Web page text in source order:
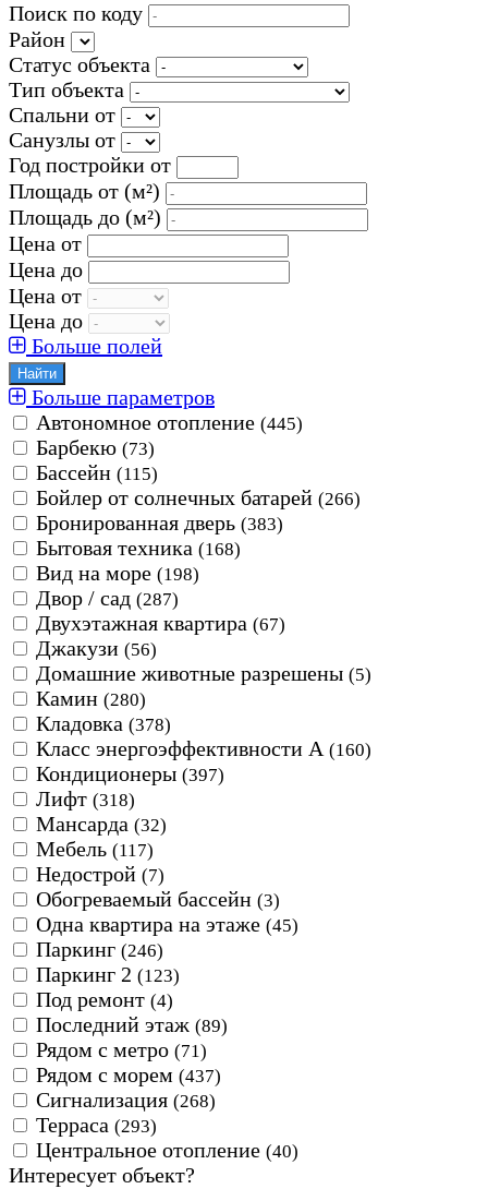
Поиск по коду
Район
Статус объекта
Тип объекта
Спальни от
Санузлы от
Год постройки от
Площадь от (м²)
Площадь до (м²)
Цена от
Цена до
Цена от
Цена до
Больше полей
Больше параметров
Автономное отопление (445)
Барбекю (73)
Бассейн (115)
Бойлер от солнечных батарей (266)
Бронированная дверь (383)
Бытовая техника (168)
Вид на море (198)
Двор / сад (287)
Двухэтажная квартира (67)
Джакузи (56)
Домашние животные разрешены (5)
Камин (280)
Кладовка (378)
Класс энергоэффективности А (160)
Кондиционеры (397)
Лифт (318)
Мансарда (32)
Мебель (117)
Недострой (7)
Обогреваемый бассейн (3)
Одна квартира на этаже (45)
Паркинг (246)
Паркинг 2 (123)
Под ремонт (4)
Последний этаж (89)
Рядом с метро (71)
Рядом с морем (437)
Сигнализация (268)
Терраса (293)
Центральное отопление (40)
Интересует объект?